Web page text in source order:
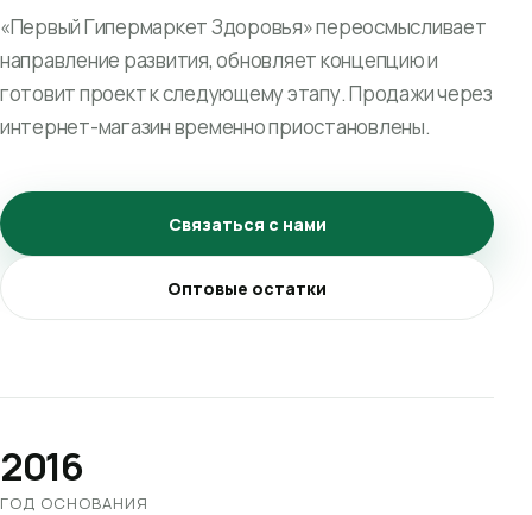
«Первый Гипермаркет Здоровья» переосмысливает
направление развития, обновляет концепцию и
готовит проект к следующему этапу. Продажи через
интернет-магазин временно приостановлены.
Связаться с нами
Оптовые остатки
2016
ГОД ОСНОВАНИЯ